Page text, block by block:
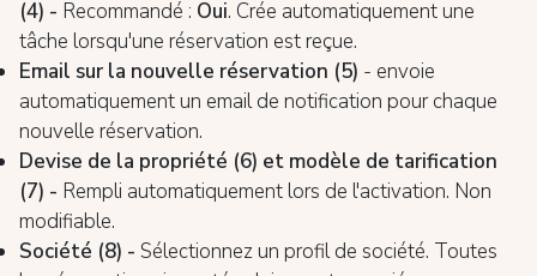
(4) - Recommandé : Oui. Crée automatiquement une
tâche lorsqu'une réservation est reçue.
Email sur la nouvelle réservation (5) - envoie
automatiquement un email de notification pour chaque
nouvelle réservation.
Devise de la propriété (6) et modèle de tarification
(7) - Rempli automatiquement lors de l'activation. Non
modifiable.
Société (8) - Sélectionnez un profil de société. Toutes